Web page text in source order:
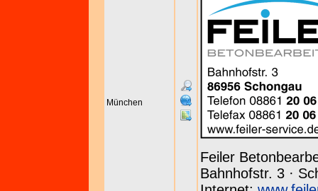
München
Feiler
Bahnhofstr. 3 ·